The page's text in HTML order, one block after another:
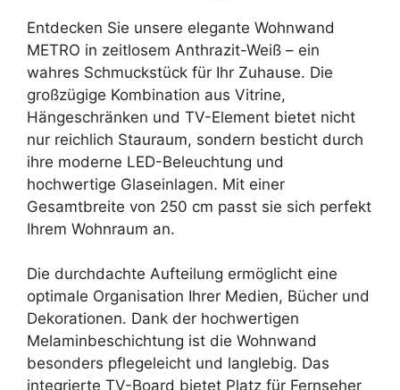
Entdecken Sie unsere elegante Wohnwand
METRO in zeitlosem Anthrazit-Weiß – ein
wahres Schmuckstück für Ihr Zuhause. Die
großzügige Kombination aus Vitrine,
Hängeschränken und TV-Element bietet nicht
nur reichlich Stauraum, sondern besticht durch
ihre moderne LED-Beleuchtung und
hochwertige Glaseinlagen. Mit einer
Gesamtbreite von 250 cm passt sie sich perfekt
Ihrem Wohnraum an.
Die durchdachte Aufteilung ermöglicht eine
optimale Organisation Ihrer Medien, Bücher und
Dekorationen. Dank der hochwertigen
Melaminbeschichtung ist die Wohnwand
besonders pflegeleicht und langlebig. Das
integrierte TV-Board bietet Platz für Fernseher